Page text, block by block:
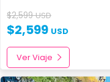
$2,599USD
$2,599 USD
Ver Viaje